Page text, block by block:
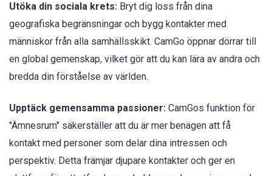
Utöka din sociala krets: Bryt dig loss från dina
geografiska begränsningar och bygg kontakter med
människor från alla samhällsskikt. CamGo öppnar dörrar till
en global gemenskap, vilket gör att du kan lära av andra och
bredda din förståelse av världen.
Upptäck gemensamma passioner: CamGos funktion för
"Ämnesrum" säkerställer att du är mer benägen att få
kontakt med personer som delar dina intressen och
perspektiv. Detta främjar djupare kontakter och ger en